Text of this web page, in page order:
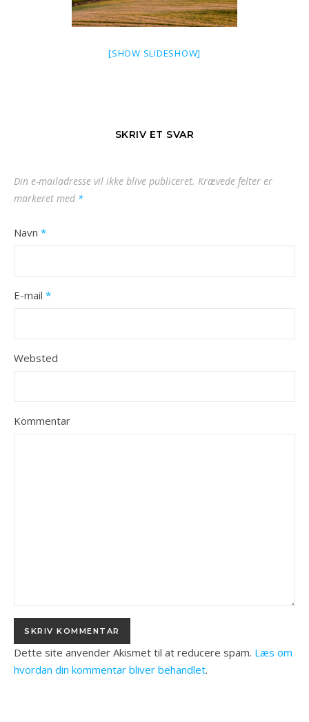
[SHOW SLIDESHOW]
SKRIV ET SVAR
Din e-mailadresse vil ikke blive publiceret. Krævede felter er
markeret med *
Navn *
E-mail *
Websted
Kommentar
Dette site anvender Akismet til at reducere spam. Læs om
hvordan din kommentar bliver behandlet.